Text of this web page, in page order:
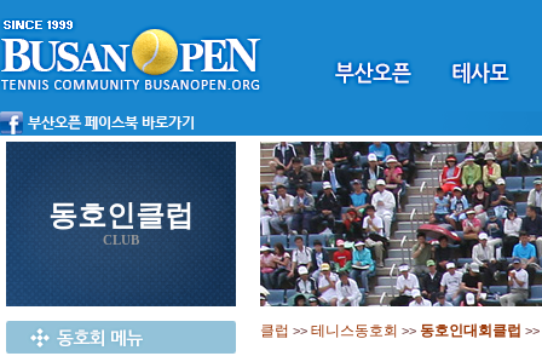
동호인클럽
CLUB
클럽 >> 테니스동호회 >> 동호인대회클럽 >>